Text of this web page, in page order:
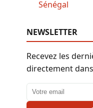
Sénégal
NEWSLETTER
Recevez les
directement
Adresse email